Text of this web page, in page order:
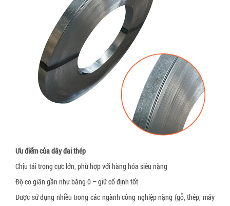
Xốp định hình giãn nở
Ưu điểm của dây đai thép
Chịu tải trọng cực lớn, phù hợp với hàng hóa siêu nặng
Độ co giãn gần như bằng 0 – giữ cố định tốt
Được sử dụng nhiều trong các ngành công nghiệp nặng (gỗ, thép, máy